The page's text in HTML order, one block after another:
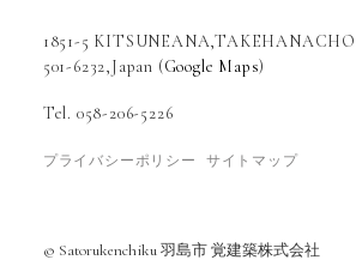
1851-5
501-6232,Japan (Google Maps)
Tel. 058-206-5226
プライバシーポリシー サイトマップ
© Satorukenchiku 羽島市 覚建築株式会社